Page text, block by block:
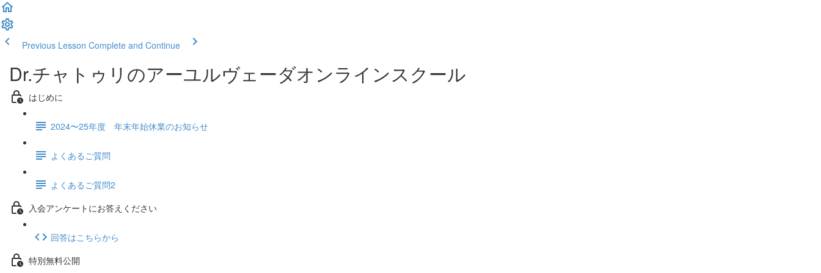
Previous Lesson Complete and Continue
Dr.チャトゥリのアーユルヴェーダオンラインスクール
はじめに
2024〜25年度 年末年始休業のお知らせ
よくあるご質問
よくあるご質問2
入会アンケートにお答えください
回答はこちらから
特別無料公開